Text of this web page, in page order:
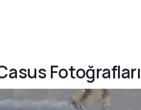
Fotoğrafları